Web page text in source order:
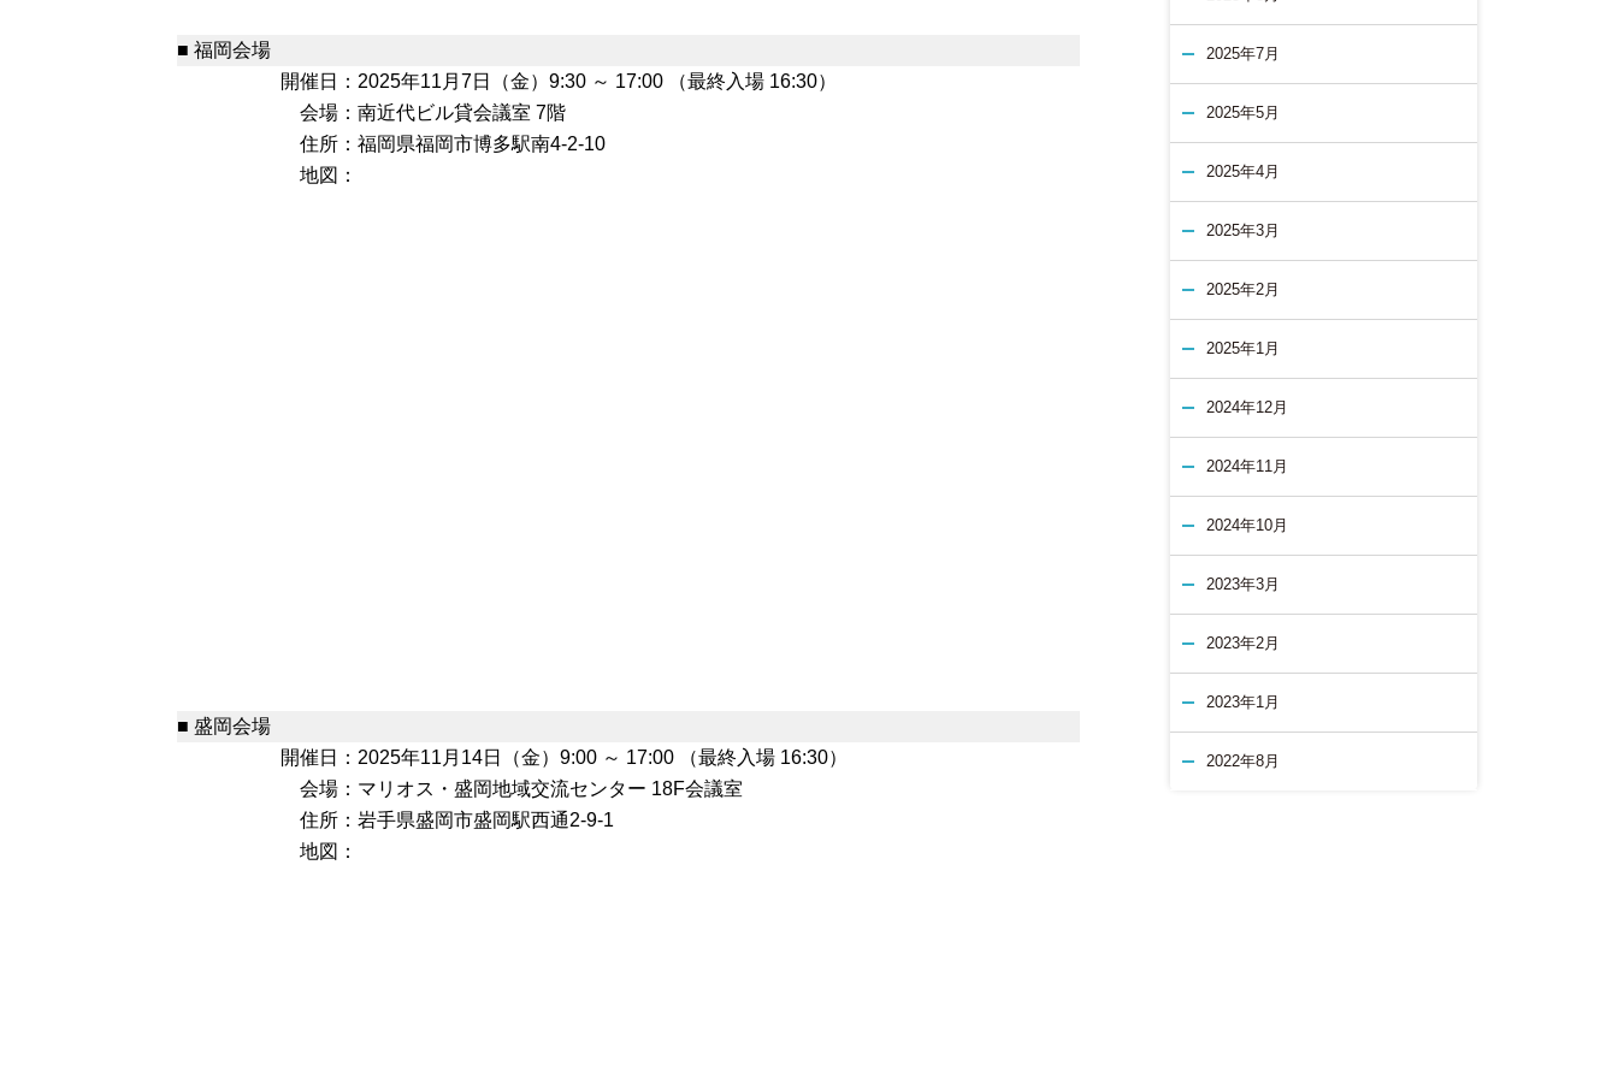
■ 福岡会場
開催日： 2025年11月7日（金）9:30 ～ 17:00 （最終入場 16:30）
会場： 南近代ビル貸会議室 7階
住所： 福岡県福岡市博多駅南4-2-10
地図：
■ 盛岡会場
開催日： 2025年11月14日（金）9:00 ～ 17:00 （最終入場 16:30）
会場： マリオス・盛岡地域交流センター 18F会議室
住所： 岩手県盛岡市盛岡駅西通2-9-1
地図：
2025年7月
2025年5月
2025年4月
2025年3月
2025年2月
2025年1月
2024年12月
2024年11月
2024年10月
2023年3月
2023年2月
2023年1月
2022年8月